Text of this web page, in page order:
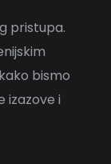
pristupa.
bismo
izazove i